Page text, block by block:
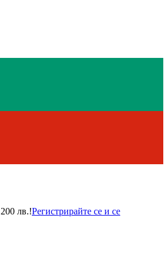
лв.!Регистрирайте се и се